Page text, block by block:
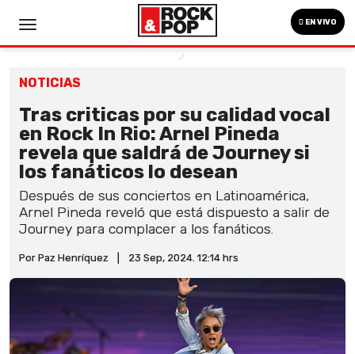
EN VIVO
NOTICIAS
Tras criticas por su calidad vocal
en Rock In Rio: Arnel Pineda
revela que saldrá de Journey si
los fanáticos lo desean
Después de sus conciertos en Latinoamérica,
Arnel Pineda reveló que está dispuesto a salir de
Journey para complacer a los fanáticos.
Por Paz Henríquez 23 Sep, 2024. 12:14 hrs